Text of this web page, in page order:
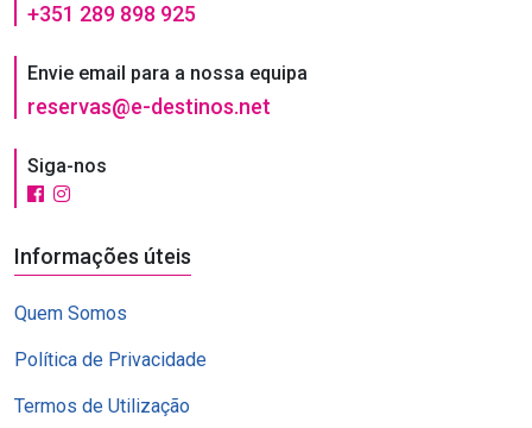
+351 289 898 925
Envie email para a nossa equipa
reservas@e-destinos.net
Siga-nos
Informações úteis
Quem Somos
Política de Privacidade
Termos de Utilização